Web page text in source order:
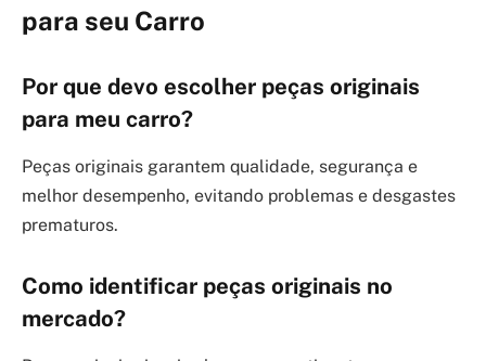
para seu Carro
Por que devo escolher peças originais
para meu carro?
Peças originais garantem qualidade, segurança e
melhor desempenho, evitando problemas e desgastes
prematuros.
Como identificar peças originais no
mercado?